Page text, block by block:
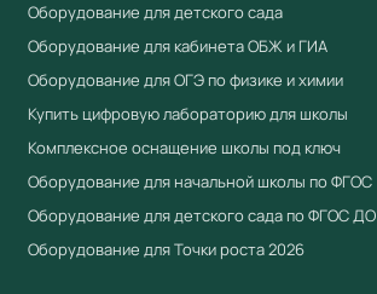
Оборудование для детского сада
Оборудование для кабинета ОБЖ и ГИА
Оборудование для ОГЭ по физике и химии
Купить цифровую лабораторию для школы
Комплексное оснащение школы под ключ
Оборудование для начальной школы по ФГОС
Оборудование для детского сада по ФГОС ДО
Оборудование для Точки роста 2026